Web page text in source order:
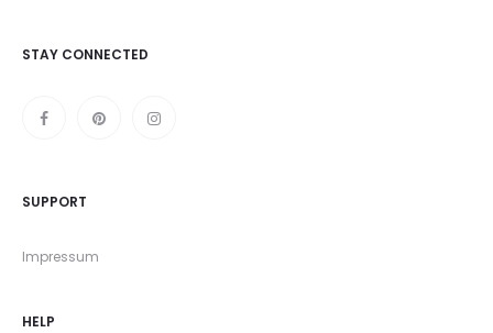
STAY CONNECTED
SUPPORT
Impressum
HELP